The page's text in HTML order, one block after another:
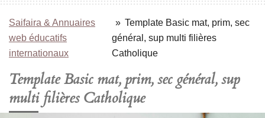
Saifaira & Annuaires
web éducatifs
internationaux
» Template Basic mat, prim, sec
général, sup multi filières
Catholique
Template Basic mat, prim, sec général, sup
multi filières Catholique